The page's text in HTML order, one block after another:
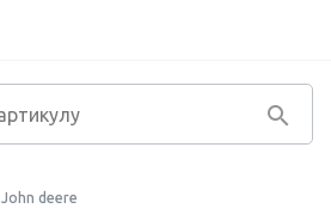
John deere